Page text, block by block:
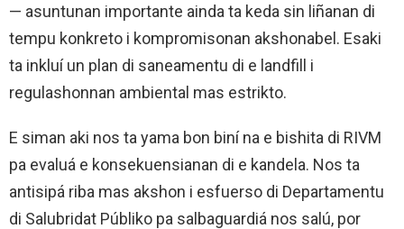
— asuntunan importante ainda ta keda sin liñanan di
tempu konkreto i kompromisonan akshonabel. Esaki
ta inkluí un plan di saneamentu di e landfill i
regulashonnan ambiental mas estrikto.
E siman aki nos ta yama bon biní na e bishita di RIVM
pa evaluá e konsekuensianan di e kandela. Nos ta
antisipá riba mas akshon i esfuerso di Departamentu
di Salubridat Públiko pa salbaguardiá nos salú, por